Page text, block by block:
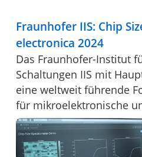
Fraunhofer IIS: Chip
electronica 2024
Das Fraunhofer-Institut
Schaltungen IIS mit
eine weltweit führende
für mikroelektronische